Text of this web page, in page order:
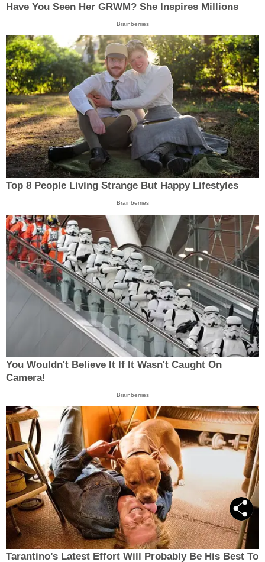
Have You Seen Her GRWM? She Inspires Millions
Brainberries
Top 8 People Living Strange But Happy Lifestyles
Brainberries
You Wouldn't Believe It If It Wasn't Caught On
Camera!
Brainberries
Tarantino’s Latest Effort Will Probably Be His Best To